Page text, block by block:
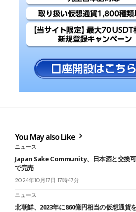
You May also Like
ニュース
Japan Sake Community、日本酒と交換
で完売
2024年10月17日 17時47分
ニュース
北朝鮮、2023年に860億円相当の仮想通貨